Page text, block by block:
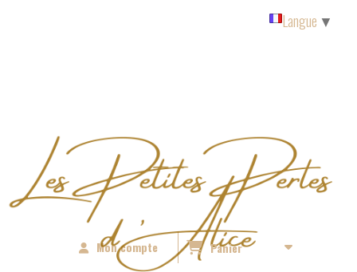
Mon compte Panier
Langue ▼